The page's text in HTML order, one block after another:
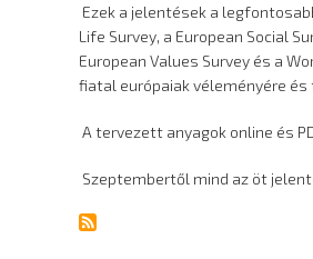
Ezek a jelentések a
Life Survey, a European Social
European Values Survey és a
fiatal európaiak véleményére
A tervezett anyagok online és
Szeptembertől mind az öt